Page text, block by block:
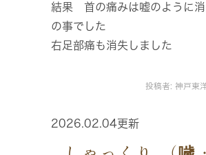
結果 首の痛みは嘘のように消
の事でした
右足部痛も消失しました
投稿者: 神戸東
2026.02.04更新